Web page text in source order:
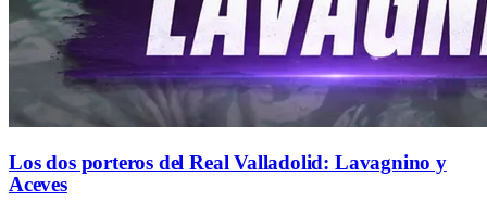
Los dos porteros del Real Valladolid: Lavagnino y
Aceves